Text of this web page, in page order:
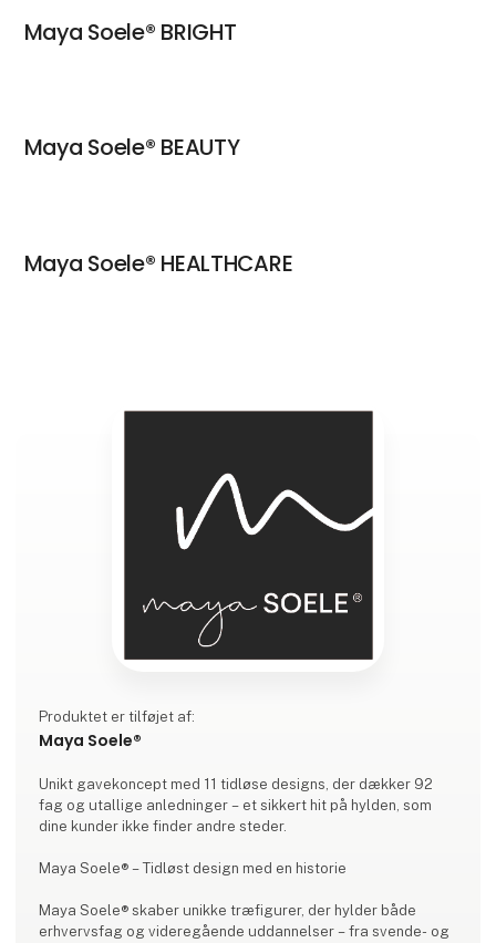
Maya Soele® BRIGHT
Maya Soele® BEAUTY
Maya Soele® HEALTHCARE
Produktet er tilføjet af:
Maya Soele®
Unikt gavekoncept med 11 tidløse designs, der dækker 92
fag og utallige anledninger – et sikkert hit på hylden, som
dine kunder ikke finder andre steder.
Maya Soele® – Tidløst design med en historie
Maya Soele® skaber unikke træfigurer, der hylder både
erhvervsfag og videregående uddannelser – fra svende- og